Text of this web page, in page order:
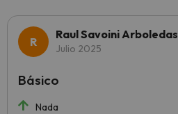
Raul Savoini Arboledas
Julio 2025
Nada
Básico